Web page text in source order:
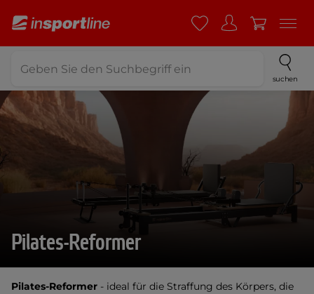
suchen
Pilates-Reformer
Pilates-Reformer - ideal für die Straffung des Körpers, die